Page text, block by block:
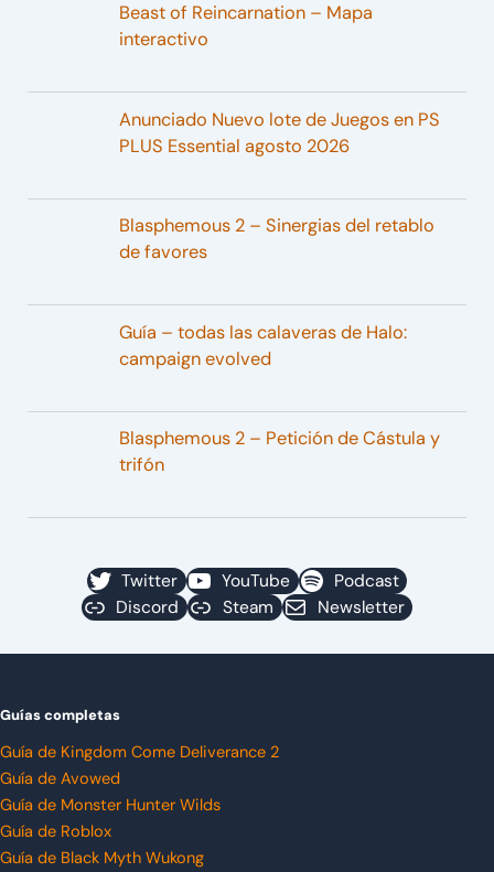
Beast of Reincarnation – Mapa
interactivo
Anunciado Nuevo lote de Juegos en PS
PLUS Essential agosto 2026
Blasphemous 2 – Sinergias del retablo
de favores
Guía – todas las calaveras de Halo:
campaign evolved
Blasphemous 2 – Petición de Cástula y
trifón
Twitter YouTube
Podcast
Discord
Steam Newsletter
Guías completas
Guía de Kingdom Come Deliverance 2
Guía de Avowed
Guía de Monster Hunter Wilds
Guía de Roblox
Guía de Black Myth Wukong